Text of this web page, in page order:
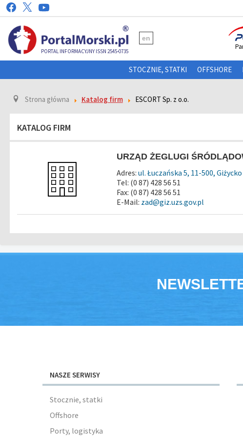
PORTAL INFORMACYJNY ISSN 2545-0735
en
STOCZNIE, STATKI OFFSHORE
Strona główna Katalog firm ESCORT Sp. z o.o.
KATALOG FIRM
URZĄD ŻEGLUGI
Adres: ul. Łuczańska 5, 11-500, Giżycko
Tel: (0 87) 428 56 51
Fax: (0 87) 428 56 51
E-Mail: zad@giz.uzs.gov.pl
NASZE SERWISY
Stocznie, statki
Offshore
Porty, logistyka